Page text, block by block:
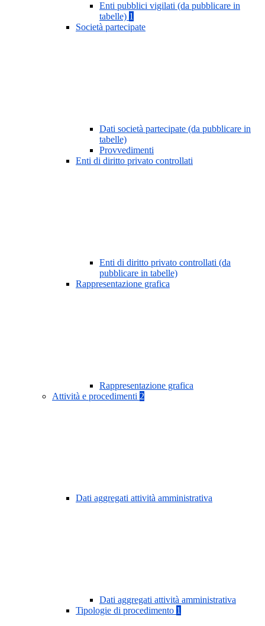
Enti pubblici vigilati (da pubblicare in
tabelle) 1
Società partecipate
Dati società partecipate (da pubblicare in
tabelle)
Provvedimenti
Enti di diritto privato controllati
Enti di diritto privato controllati (da
pubblicare in tabelle)
Rappresentazione grafica
Rappresentazione grafica
Attività e procedimenti 2
Dati aggregati attività amministrativa
Dati aggregati attività amministrativa
Tipologie di procedimento 1